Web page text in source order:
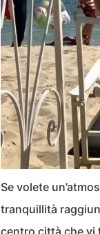
Se volete
tranquillità
centro città che vi